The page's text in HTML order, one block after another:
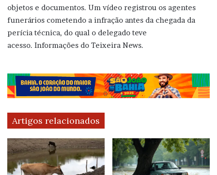
objetos e documentos. Um vídeo registrou os agentes
funerários cometendo a infração antes da chegada da
perícia técnica, do qual o delegado teve
acesso. Informações do Teixeira News.
Artigos relacionados